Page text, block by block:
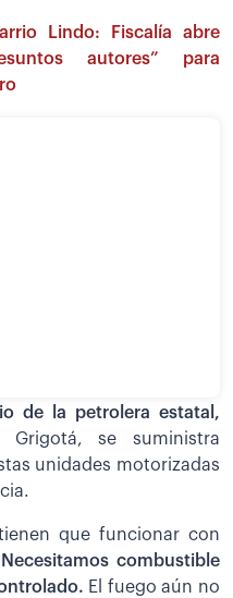
Lindo: Fiscalía abre
autores” para
de la petrolera estatal,
se suministra
unidades motorizadas
que funcionar con
Necesitamos combustible
El fuego aún no